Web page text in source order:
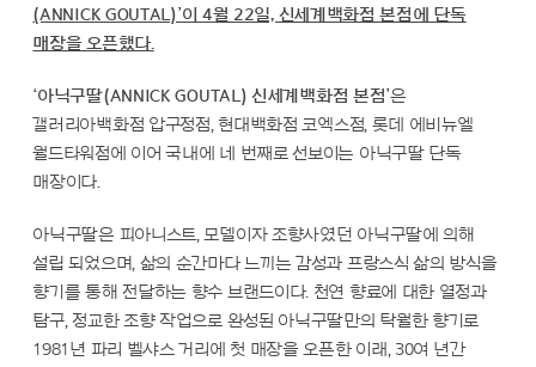
(ANNICK GOUTAL)’이 4월 22일, 신세계백화점 본점에 단독
매장을 오픈했다.
‘아닉구딸(ANNICK GOUTAL) 신세계백화점 본점’은
갤러리아백화점 압구정점, 현대백화점 코엑스점, 롯데 에비뉴엘
월드타워점에 이어 국내에 네 번째로 선보이는 아닉구딸 단독
매장이다.
아닉구딸은 피아니스트, 모델이자 조향사였던 아닉구딸에 의해
설립 되었으며, 삶의 순간마다 느끼는 감성과 프랑스식 삶의 방식을
향기를 통해 전달하는 향수 브랜드이다. 천연 향료에 대한 열정과
탐구, 정교한 조향 작업으로 완성된 아닉구딸만의 탁월한 향기로
1981년 파리 벨샤스 거리에 첫 매장을 오픈한 이래, 30여 년간